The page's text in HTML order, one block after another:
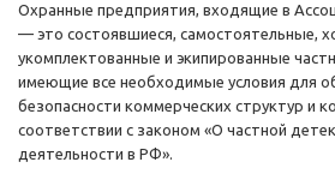
Охранные предприятия, входящие в
— это состоявшиеся, самостоятельные,
укомплектованные и экипированные
имеющие все необходимые условия для
безопасности коммерческих структур и
соответствии с законом «О частной
деятельности в РФ».